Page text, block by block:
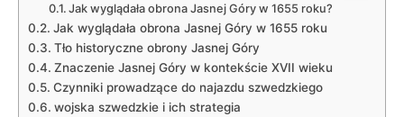
Jak wyglądała obrona Jasnej Góry w 1655 roku?
Jak wyglądała obrona Jasnej Góry w 1655 ‍roku
Tło historyczne obrony Jasnej Góry
Znaczenie Jasnej Góry w kontekście XVII wieku
Czynniki prowadzące do ‍najazdu szwedzkiego
wojska szwedzkie i ich strategia